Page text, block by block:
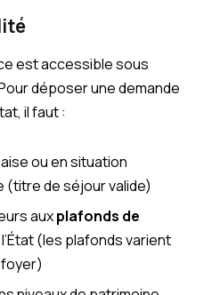
est accessible sous
déposer une demande
il faut :
ou en situation
de séjour valide)
auxplafonds de
(les plafonds varient